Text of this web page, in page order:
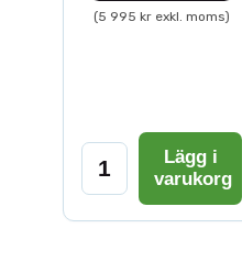
(5 995 kr exkl. moms)
Lägg i
varukorg